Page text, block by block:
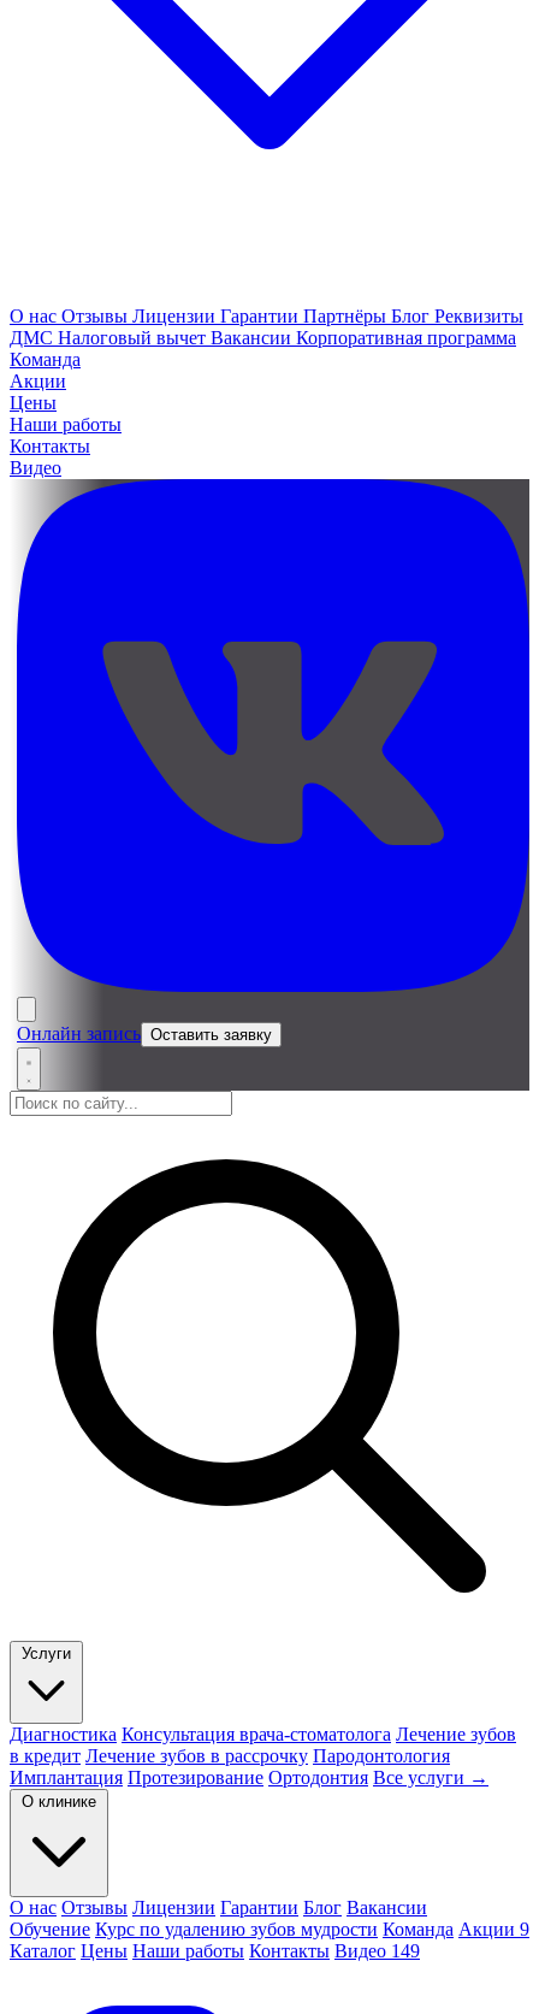
О нас Отзывы Лицензии Гарантии Партнёры Блог Реквизиты
ДМС Налоговый вычет Вакансии Корпоративная программа
Команда
Акции
Цены
Наши работы
Контакты
Видео
Онлайн запись Оставить заявку
Услуги
Диагностика Консультация врача-стоматолога Лечение зубов
в кредит Лечение зубов в рассрочку Пародонтология
Имплантация Протезирование Ортодонтия Все услуги →
О клинике
О нас Отзывы Лицензии Гарантии Блог Вакансии
Обучение Курс по удалению зубов мудрости Команда Акции 9
Каталог Цены Наши работы Контакты Видео 149